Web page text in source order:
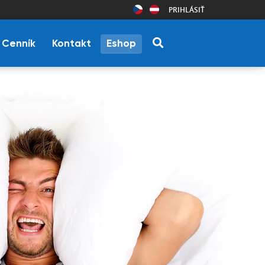
PRIHLÁSIŤ
Cenník Kontakt Eshop